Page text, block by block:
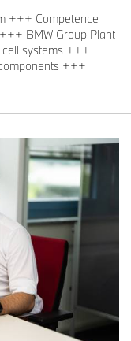
+++ Competence
BMW Group Plant
systems +++
+++